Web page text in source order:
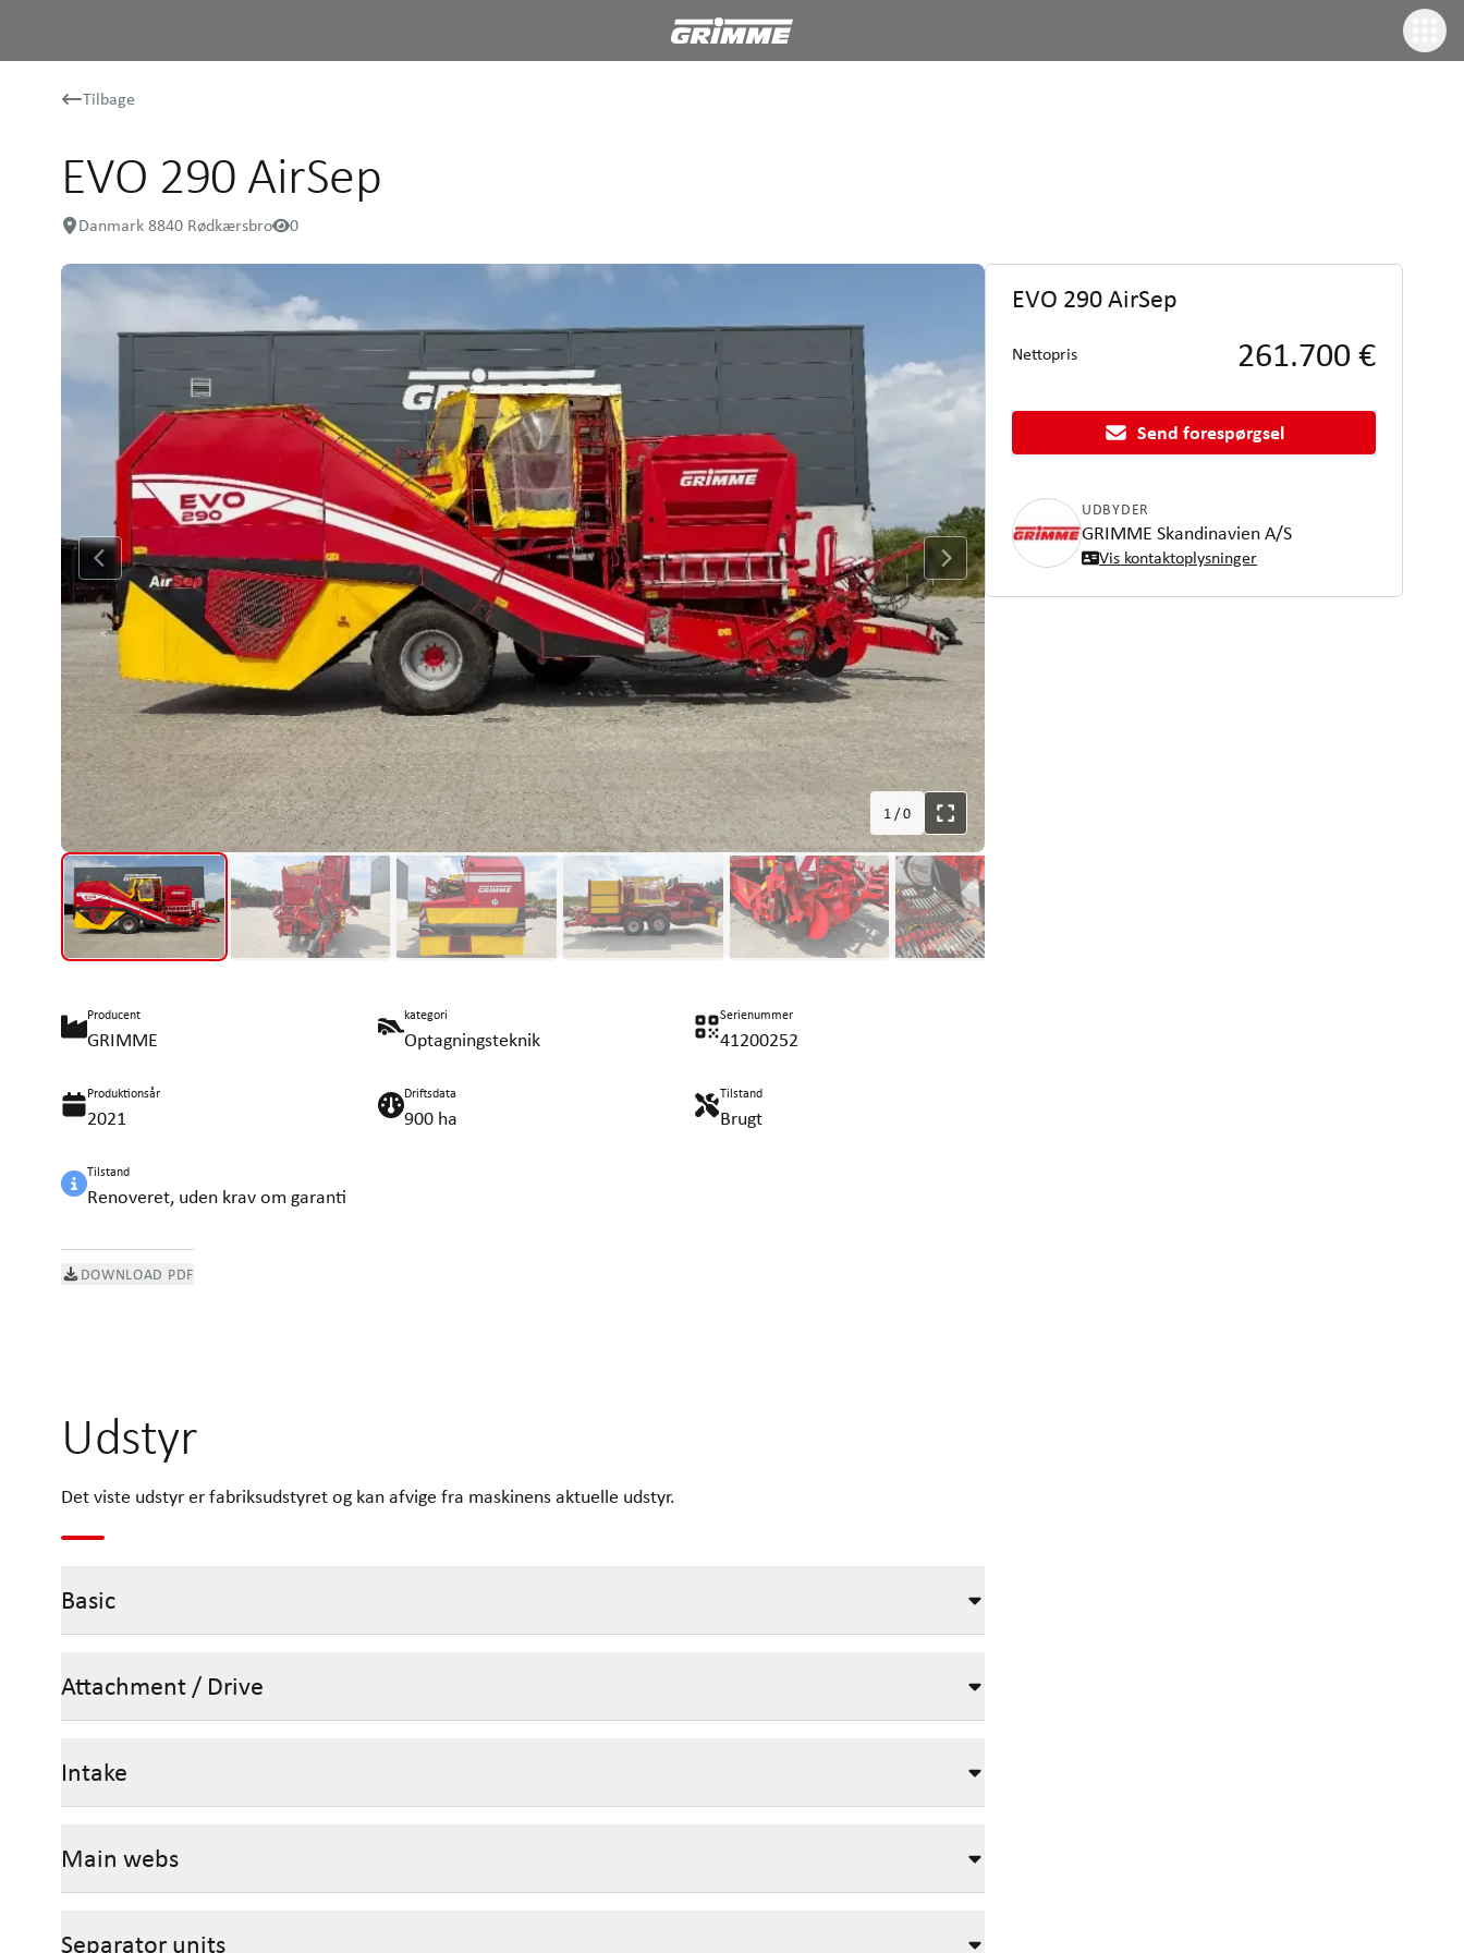
Tilbage
EVO 290 AirSep
Danmark 8840 Rødkærsbro 0
1/0
Producent
GRIMME
kategori
Optagningsteknik
Serienummer
41200252
Produktionsår
2021
Driftsdata
900 ha
Tilstand
Brugt
Tilstand
Renoveret, uden krav om garanti
DOWNLOAD PDF
Udstyr
Det viste udstyr er fabriksudstyret og kan afvige fra maskinens aktuelle udstyr.
Basic
Attachment / Drive
Intake
Main webs
Separator units
EVO 290 AirSep
Nettopris 261.700 €
Send forespørgsel
UDBYDER
GRIMME Skandinavien A/S
Vis kontaktoplysninger